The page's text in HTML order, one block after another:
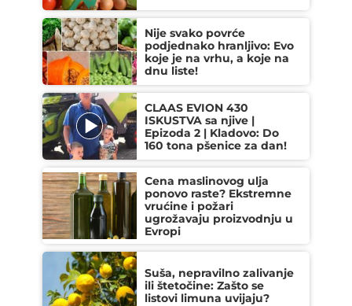
Nije svako povrće
podjednako hranljivo: Evo
koje je na vrhu, a koje na
dnu liste!
CLAAS EVION 430
ISKUSTVA sa njive |
Epizoda 2 | Kladovo: Do
160 tona pšenice za dan!
Cena maslinovog ulja
ponovo raste? Ekstremne
vrućine i požari
ugrožavaju proizvodnju u
Evropi
Suša, nepravilno zalivanje
ili štetočine: Zašto se
listovi limuna uvijaju?